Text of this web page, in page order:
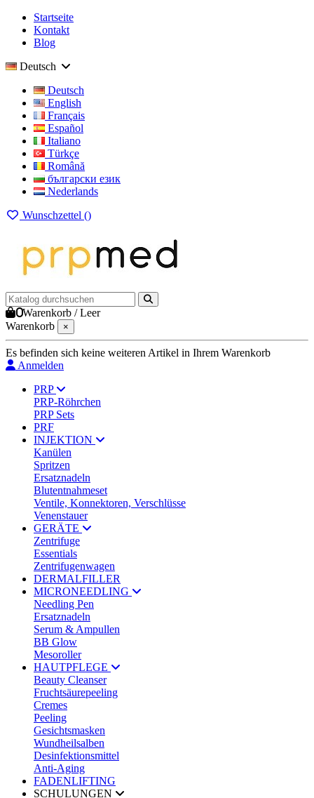
Startseite
Kontakt
Blog
Deutsch
Deutsch
English
Français
Español
Italiano
Türkçe
Română
български език
Nederlands
Wunschzettel ()
0Warenkorb /Leer
Warenkorb
×
Es befinden sich keine weiteren Artikel in Ihrem Warenkorb
Anmelden
PRP
PRP-Röhrchen
PRP Sets
PRF
INJEKTION
Kanülen
Spritzen
Ersatznadeln
Blutentnahmeset
Ventile, Konnektoren, Verschlüsse
Venenstauer
GERÄTE
Zentrifuge
Essentials
Zentrifugenwagen
DERMALFILLER
MICRONEEDLING
Needling Pen
Ersatznadeln
Serum & Ampullen
BB Glow
Mesoroller
HAUTPFLEGE
Beauty Cleanser
Fruchtsäurepeeling
Cremes
Peeling
Gesichtsmasken
Wundheilsalben
Desinfektionsmittel
Anti-Aging
FADENLIFTING
SCHULUNGEN